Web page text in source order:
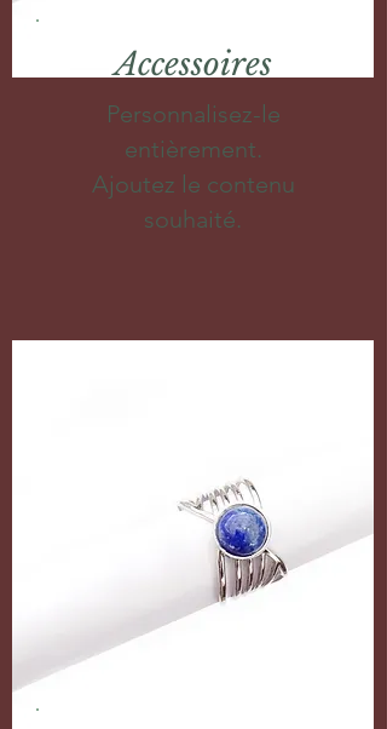
Accessoires
Personnalisez-le
entièrement.
Ajoutez le contenu
souhaité.